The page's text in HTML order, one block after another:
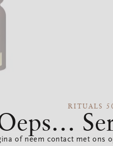
RITUALS
of neem contact met ons